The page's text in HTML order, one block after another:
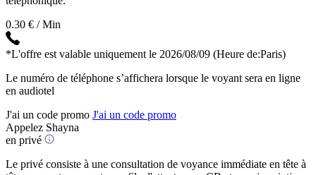
0.30 € / Min
*L'offre est valable uniquement le 2026/08/09 (Heure de:Paris)
Le numéro de téléphone s’affichera lorsque le voyant sera en ligne
en audiotel
J'ai un code promo J'ai un code promo
Appelez Shayna
en privé
Le privé consiste à une consultation de voyance immédiate en tête à